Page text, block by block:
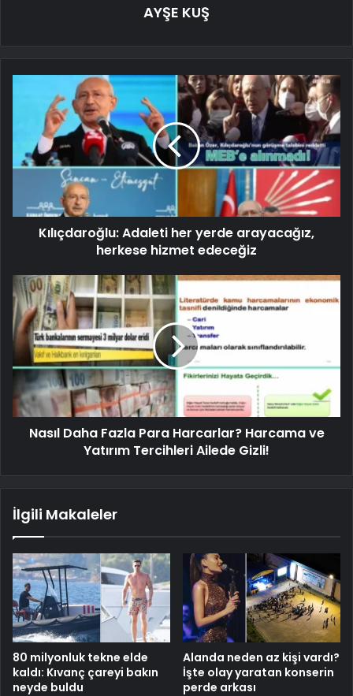
AYŞE KUŞ
Kılıçdaroğlu: Adaleti her yerde arayacağız,
herkese hizmet edeceğiz
Nasıl Daha Fazla Para Harcarlar? Harcama ve
Yatırım Tercihleri ​​Ailede Gizli!
İlgili Makaleler
80 milyonluk tekne elde
kaldı: Kıvanç çareyi bakın
neyde buldu
Alanda neden az kişi vardı?
İşte olay yaratan konserin
perde arkası